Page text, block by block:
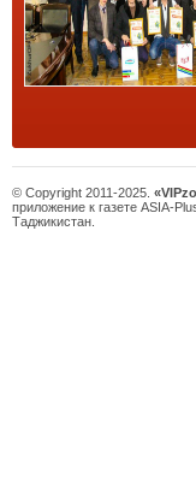
© Copyright 2011-2025.
приложение к газете ASIA-
Таджикистан.